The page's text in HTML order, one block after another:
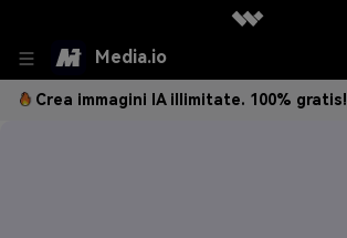
Media.io
Crea immagini IA illimitate. 100% gratis!